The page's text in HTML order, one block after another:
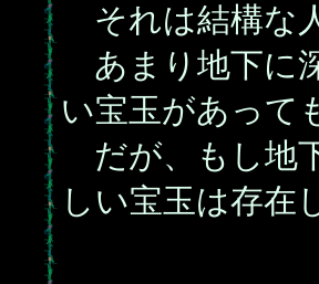
それは結構な
あまり地下に
い宝玉があって
だが、もし地
しい宝玉は存在